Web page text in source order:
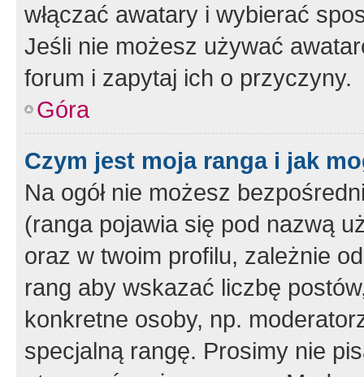
włączać awatary i wybierać
Jeśli nie możesz używać
forum i zapytaj ich o przyczyny.
Góra
Czym jest moja ranga i jak
Na ogół nie możesz
(ranga pojawia się pod nazwą
oraz w twoim profilu, zależnie
rang aby wskazać liczbę
konkretne osoby, np.
specjalną rangę. Prosimy nie